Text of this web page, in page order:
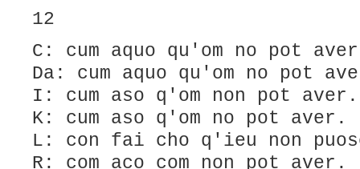
12
C: cum aquo qu'om no pot
Da: cum aquo qu'om no pot
I: cum aso q'om non pot aver.
K: cum aso q'om no pot aver.
L: con fai cho q'ieu non
R: com aco com non pot aver.